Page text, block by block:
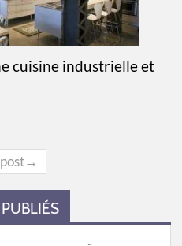
cuisine industrielle et